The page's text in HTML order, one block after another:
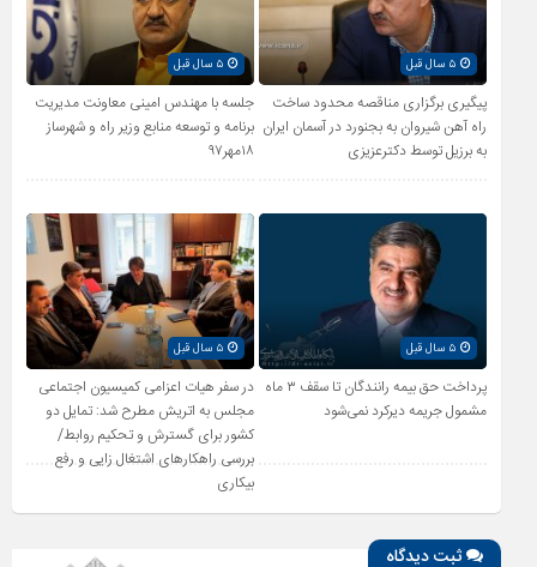
۵ سال قبل
پیگیری برگزاری مناقصه محدود ساخت
راه آهن شیروان به بجنورد در آسمان ایران
به برزیل توسط دکترعزیزی
۵ سال قبل
جلسه با مهندس امینی معاونت مدیریت
برنامه و توسعه منابع وزیر راه و شهرساز
۱۸مهر۹۷
۵ سال قبل
پرداخت حق بیمه رانندگان تا سقف ۳ ماه
مشمول جریمه دیرکرد نمی‌شود
۵ سال قبل
در سفر هیات اعزامی کمیسیون اجتماعی
مجلس به اتریش مطرح شد: تمایل دو
کشور برای گسترش و تحکیم روابط/
بررسی راهکارهای اشتغال زایی و رفع
بیکاری
ثبت دیدگاه